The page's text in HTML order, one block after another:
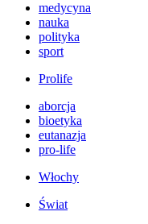
medycyna
nauka
polityka
sport
Prolife
aborcja
bioetyka
eutanazja
pro-life
Włochy
Świat